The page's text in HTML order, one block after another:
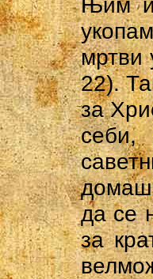
мртви
22).
за
себи,
да се
за